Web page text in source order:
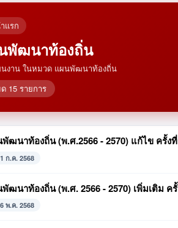
แรก
พัฒนาท้องถิ่น
นงาน ในหมวด แผนพัฒนาท้องถิ่น
15 รายการ
ฒนาท้องถิ่น (พ.ศ.2566 - 2570) แก้ไข ครั้งที่
ก.ค. 2568
ฒนาท้องถิ่น (พ.ศ. 2566 - 2570) เพิ่มเติม ค
พ.ค. 2568